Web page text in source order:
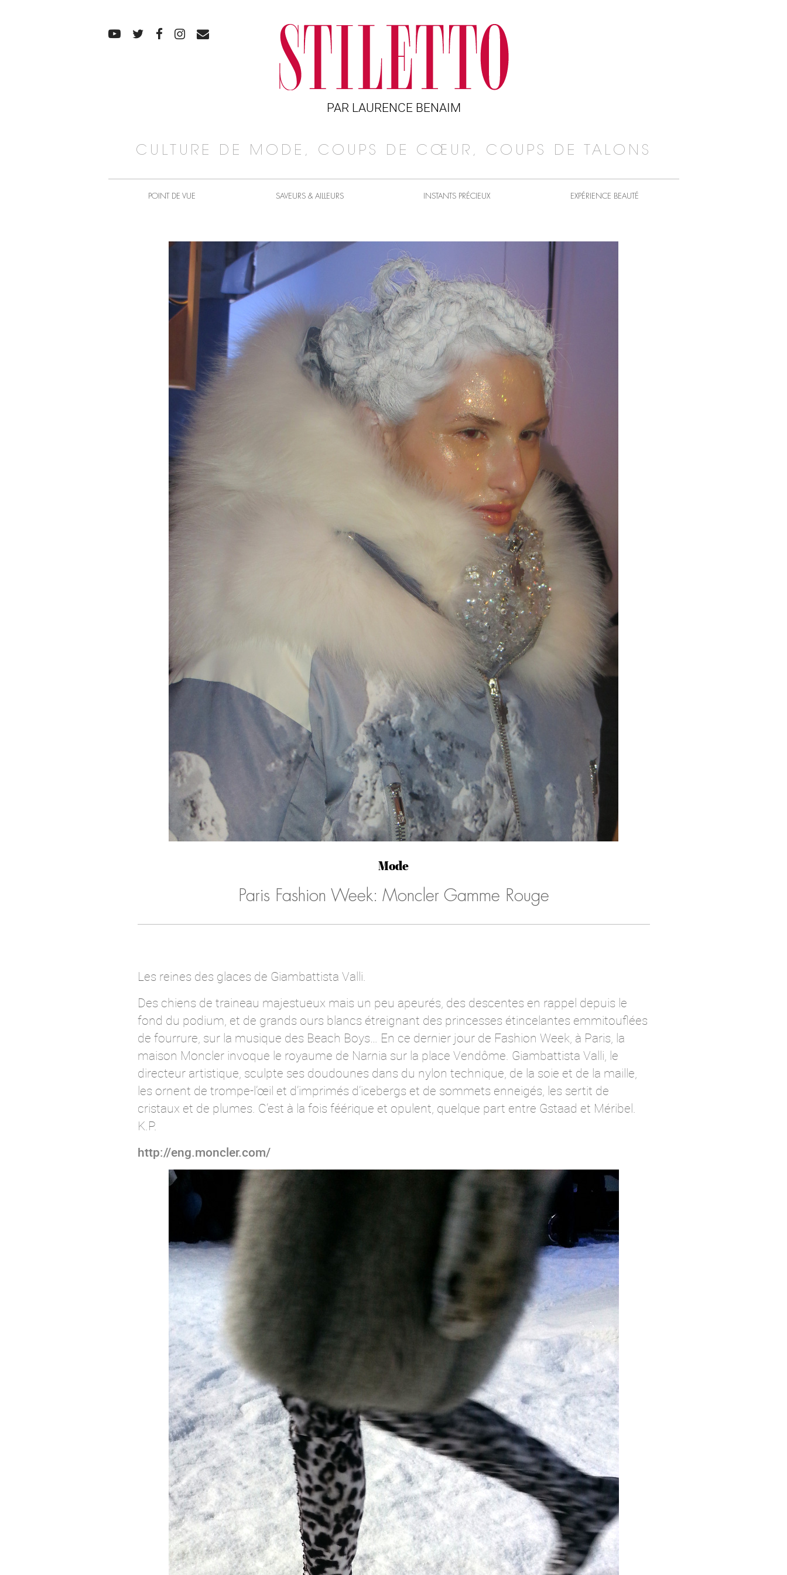
PAR LAURENCE BENAIM
CULTURE DE MODE, COUPS DE CŒUR, COUPS DE TALONS
POINT DE VUE SAVEURS & AILLEURS INSTANTS PRÉCIEUX EXPÉRIENCE BEAUTÉ
Mode
Paris Fashion Week: Moncler Gamme Rouge
Les reines des glaces de Giambattista Valli.
Des chiens de traineau majestueux mais un peu apeurés, des descentes en rappel depuis le
fond du podium, et de grands ours blancs étreignant des princesses étincelantes emmitouflées
de fourrure, sur la musique des Beach Boys… En ce dernier jour de Fashion Week, à Paris, la
maison Moncler invoque le royaume de Narnia sur la place Vendôme. Giambattista Valli, le
directeur artistique, sculpte ses doudounes dans du nylon technique, de la soie et de la maille,
les ornent de trompe-l’œil et d’imprimés d’icebergs et de sommets enneigés, les sertit de
cristaux et de plumes. C’est à la fois féérique et opulent, quelque part entre Gstaad et Méribel.
K.P.
http://eng.moncler.com/